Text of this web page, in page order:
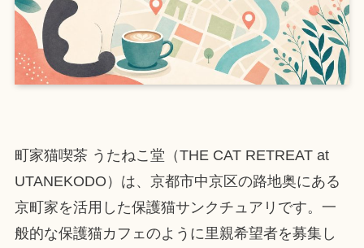
町家猫喫茶 うたねこ堂（THE CAT RETREAT at
UTANEKODO）は、京都市中京区の路地奥にある
京町家を活用した保護猫サンクチュアリです。一
般的な保護猫カフェのように里親希望者を募集し